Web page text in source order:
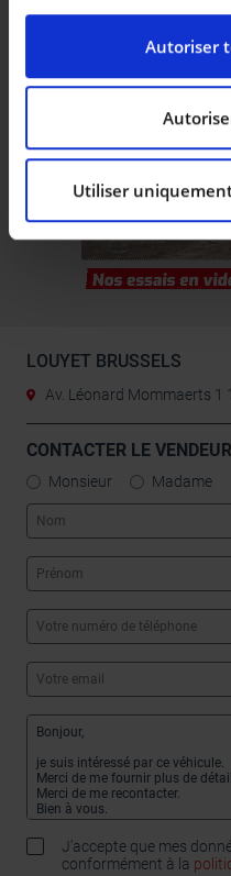
Pour en savoir plus sur
personnelles et définir
à lasection « Détails ».
retirer votre
Les cookies nous
contenu et les
relatives aux médias
Nous partageons
combiner celles-ci avec
utilisation de leurs
Autoriser
Utiliser
LOUYET BRUSSELS
Av. Léonard Mommaerts 1
CONTACTER LE VENDEUR
Monsieur Madame
J'accepte que mes
conformément à la